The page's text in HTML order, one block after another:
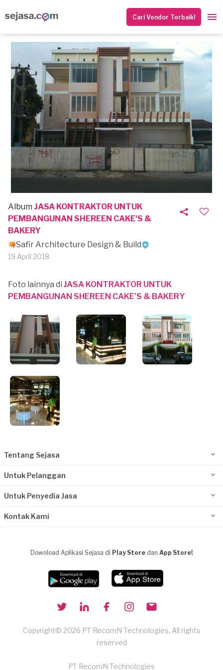
Cari Vendor Terbaik!
Album JASA KONTRAKTOR UNTUK
PEMBANGUNAN SHEREEN CAKE'S &
BAKERY
Safir Architecture Design & Build
19 April 2018
Foto lainnya di JASA KONTRAKTOR UNTUK
PEMBANGUNAN SHEREEN CAKE'S & BAKERY
Tentang Sejasa
Untuk Pelanggan
Untuk Penyedia Jasa
Kontak Kami
Download Aplikasi Sejasa di Play Store dan App Store!
Copyright© 2026 PT RecomN Technologies, All rights
reserved
PT RecomN Technologies